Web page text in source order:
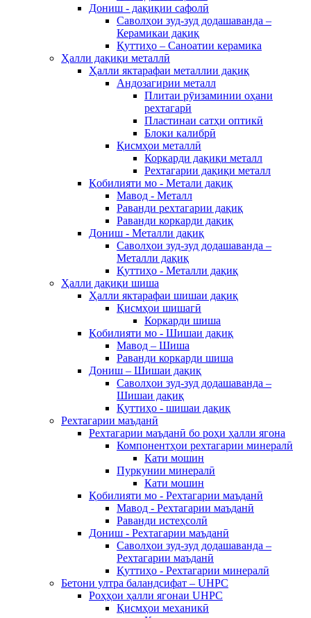
Дониш - дақиқии сафолӣ
Саволҳои зуд-зуд додашаванда –
Керамикаи дақиқ
Қуттиҳо – Саноатии керамика
Ҳалли дақиқи металлӣ
Ҳалли яктарафаи металлии дақиқ
Андозагирии металл
Плитаи рӯизаминии оҳани
рехтагарӣ
Пластинаи сатҳи оптикӣ
Блоки калибрӣ
Қисмҳои металлӣ
Коркарди дақиқи металл
Рехтагарии дақиқи металл
Қобилияти мо - Метали дақиқ
Мавод - Металл
Раванди рехтагарии дақиқ
Раванди коркарди дақиқ
Дониш - Металли дақиқ
Саволҳои зуд-зуд додашаванда –
Металли дақиқ
Қуттиҳо - Металли дақиқ
Ҳалли дақиқи шиша
Ҳалли яктарафаи шишаи дақиқ
Қисмҳои шишагӣ
Коркарди шиша
Қобилияти мо - Шишаи дақиқ
Мавод – Шиша
Раванди коркарди шиша
Дониш – Шишаи дақиқ
Саволҳои зуд-зуд додашаванда –
Шишаи дақиқ
Қуттиҳо - шишаи дақиқ
Рехтагарии маъданӣ
Рехтагарии маъданӣ бо роҳи ҳалли ягона
Компонентҳои рехтагарии минералӣ
Кати мошин
Пуркунии минералӣ
Кати мошин
Қобилияти мо - Рехтагарии маъданӣ
Мавод - Рехтагарии маъданӣ
Раванди истеҳсолӣ
Дониш - Рехтагарии маъданӣ
Саволҳои зуд-зуд додашаванда –
Рехтагарии маъданӣ
Қуттиҳо - Рехтагарии минералӣ
Бетони ултра баландсифат – UHPC
Роҳҳои ҳалли ягонаи UHPC
Қисмҳои механикӣ